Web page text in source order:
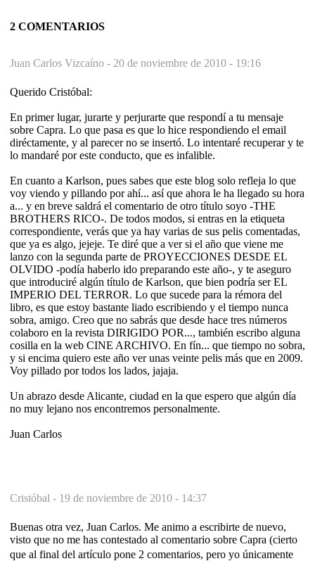
2 COMENTARIOS
Juan Carlos Vizcaíno - 20 de noviembre de 2010 - 19:16
Querido Cristóbal:
En primer lugar, jurarte y perjurarte que respondí a tu mensaje
sobre Capra. Lo que pasa es que lo hice respondiendo el email
diréctamente, y al parecer no se insertó. Lo intentaré recuperar y te
lo mandaré por este conducto, que es infalible.
En cuanto a Karlson, pues sabes que este blog solo refleja lo que
voy viendo y pillando por ahí... así que ahora le ha llegado su hora
a... y en breve saldrá el comentario de otro título soyo -THE
BROTHERS RICO-. De todos modos, si entras en la etiqueta
correspondiente, verás que ya hay varias de sus pelis comentadas,
que ya es algo, jejeje. Te diré que a ver si el año que viene me
lanzo con la segunda parte de PROYECCIONES DESDE EL
OLVIDO -podía haberlo ido preparando este año-, y te aseguro
que introduciré algún título de Karlson, que bien podría ser EL
IMPERIO DEL TERROR. Lo que sucede para la rémora del
libro, es que estoy bastante liado escribiendo y el tiempo nunca
sobra, amigo. Creo que no sabrás que desde hace tres números
colaboro en la revista DIRIGIDO POR..., también escribo alguna
cosilla en la web CINE ARCHIVO. En fín... que tiempo no sobra,
y si encima quiero este año ver unas veinte pelis más que en 2009.
Voy pillado por todos los lados, jajaja.
Un abrazo desde Alicante, ciudad en la que espero que algún día
no muy lejano nos encontremos personalmente.
Juan Carlos
Cristóbal - 19 de noviembre de 2010 - 14:37
Buenas otra vez, Juan Carlos. Me animo a escribirte de nuevo,
visto que no me has contestado al comentario sobre Capra (cierto
que al final del artículo pone 2 comentarios, pero yo únicamente